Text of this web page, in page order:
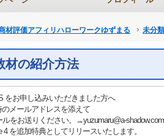
材評価アフィリハローワークゆずまる 未分類
材の紹介方法
をお申し込みいただきました方へ
メールアドレスを添えて
をお送りください。→yuzumaru@a-shadow.com
4 を追加特典としてリリースいたします。